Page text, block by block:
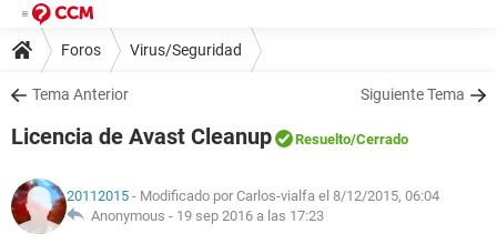
Foros Virus/Seguridad
Tema Anterior Siguiente Tema
Licencia de Avast Cleanup Resuelto/Cerrado
20112015 - Modificado por Carlos-vialfa el 8/12/2015, 06:04
Anonymous - 19 sep 2016 a las 17:23